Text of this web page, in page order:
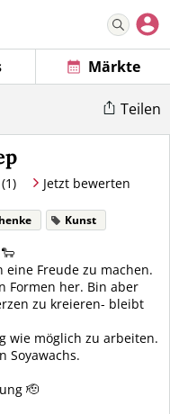
Märkte
Teilen
(1) Jetzt bewerten
Kunst
eine Freude zu machen.
Formen her. Bin aber
zu kreieren- bleibt
wie möglich zu arbeiten.
Soyawachs.
🫡